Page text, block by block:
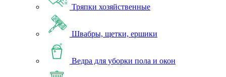
Тряпки хозяйственные
Швабры, щетки, ершики
Ведра для уборки пола и окон